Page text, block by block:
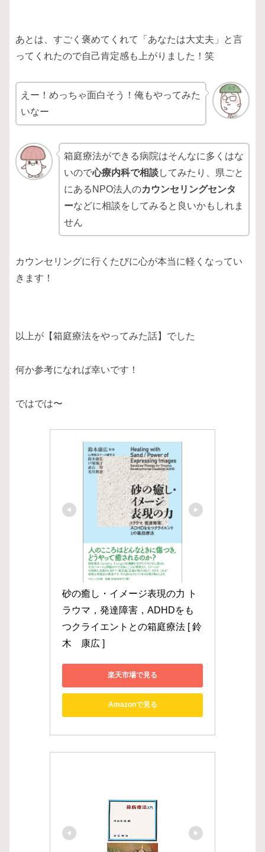
あとは、すごく褒めてくれて「あなたは大丈夫」と言
ってくれたので自己肯定感も上がりました！笑
えー！めっちゃ面白そう！俺もやってみた
いなー
箱庭療法ができる病院はそんなに多くはな
いので心療内科で相談してみたり、県ごと
にあるNPO法人のカウンセリングセンタ
ーなどに相談をしてみると良いかもしれま
せん
カウンセリングに行くたびに心が本当に軽くなってい
きます！
以上が【箱庭療法をやってみた話】でした
何か参考になれば幸いです！
ではでは〜
砂の癒し・イメージ表現の力 ト
ラウマ，発達障害，ADHDをも
つクライエントとの箱庭療法 [ 鈴
木　康広 ]
楽天市場で見る
Amazonで見る